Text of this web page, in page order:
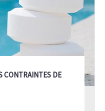
CONTRAINTES DE